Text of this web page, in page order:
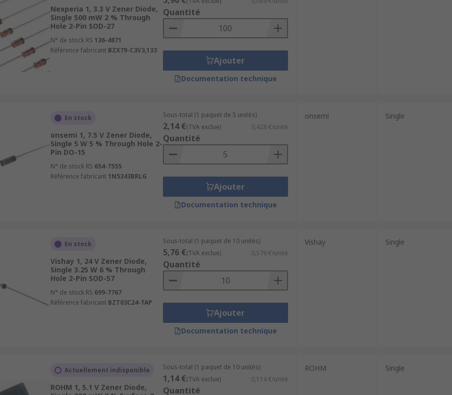
solutions to a number of needs in a circuit design.
Nexperia 1, 3.3 V Zener Diode,
Single 500 mW 2 % Through
Hole 2-Pin SOD-27
N° de stock RS 136-4871
Référence fabricant BZX79-C3V3,133
Quantité
Ajouter
Documentation technique
En stock
onsemi 1, 7.5 V Zener Diode,
Single 5 W 5 % Through Hole 2-
Pin DO-15
N° de stock RS 654-7555
Référence fabricant 1N5343BRLG
Sous-total (1 paquet de 5 unités)
2,14 €(TVA exclue) 0,428 €/unité
Quantité
Ajouter
Documentation technique
onsemi Single
En stock
Vishay 1, 24 V Zener Diode,
Single 3.25 W 6 % Through
Hole 2-Pin SOD-57
N° de stock RS 699-7767
Référence fabricant BZT03C24-TAP
Sous-total (1 paquet de 10 unités)
5,76 €(TVA exclue) 0,576 €/unité
Quantité
Ajouter
Documentation technique
Vishay Single
Actuellement indisponible
ROHM 1, 5.1 V Zener Diode,
Sous-total (1 paquet de 10 unités)
1,14 €(TVA exclue) 0,114 €/unité
Quantité
ROHM Single